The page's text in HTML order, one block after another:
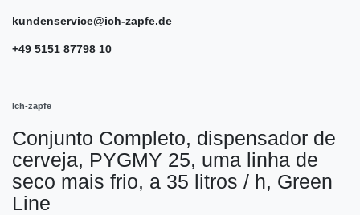
kundenservice@ich-zapfe.de
+49 5151 87798 10
Ich-zapfe
Conjunto Completo, dispensador de
cerveja, PYGMY 25, uma linha de
seco mais frio, a 35 litros / h, Green
Line